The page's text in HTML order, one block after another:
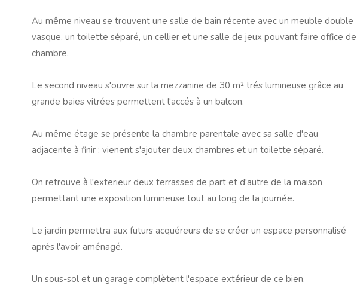
Au même niveau se trouvent une salle de bain récente avec un meuble double
vasque, un toilette séparé, un cellier et une salle de jeux pouvant faire office de
chambre.
Le second niveau s'ouvre sur la mezzanine de 30 m² trés lumineuse grâce au
grande baies vitrées permettent l'accés à un balcon.
Au même étage se présente la chambre parentale avec sa salle d'eau
adjacente à finir ; vienent s'ajouter deux chambres et un toilette séparé.
On retrouve à l'exterieur deux terrasses de part et d'autre de la maison
permettant une exposition lumineuse tout au long de la journée.
Le jardin permettra aux futurs acquéreurs de se créer un espace personnalisé
aprés l'avoir aménagé.
Un sous-sol et un garage complètent l'espace extérieur de ce bien.